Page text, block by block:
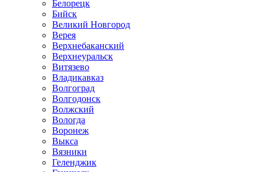
Белорецк
Бийск
Великий Новгород
Верея
Верхнебаканский
Верхнеуральск
Витязево
Владикавказ
Волгоград
Волгодонск
Волжский
Вологда
Воронеж
Выкса
Вязники
Геленджик